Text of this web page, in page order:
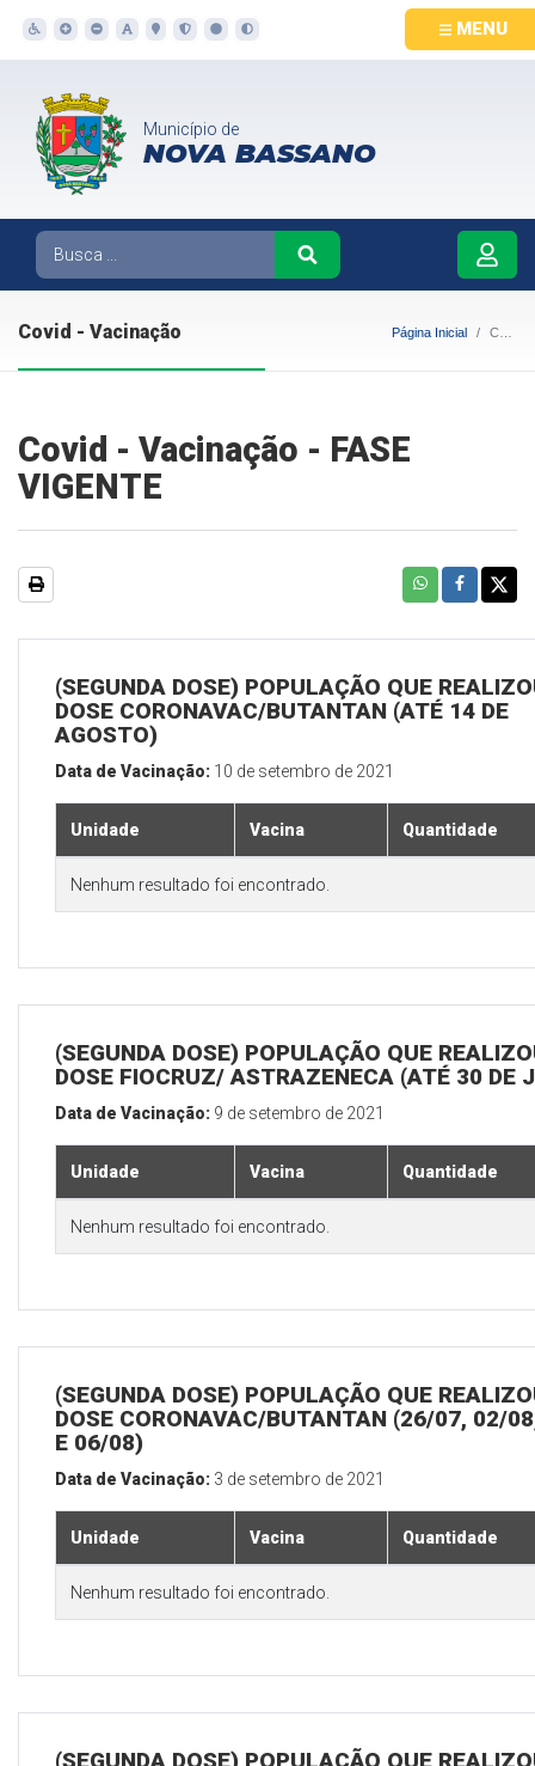
MENU
Município de
NOVA BASSANO
Covid - Vacinação Página Inicial Covid - Vacinação
Covid - Vacinação - FASE
VIGENTE
(SEGUNDA DOSE) POPULAÇÃO QUE
DOSE CORONAVAC/BUTANTAN (ATÉ 14 DE
AGOSTO)
Data de Vacinação: 10 de setembro de 2021
Unidade Vacina Quantidade
Nenhum resultado foi encontrado.
(SEGUNDA DOSE) POPULAÇÃO QUE
DOSE FIOCRUZ/ ASTRAZENECA (ATÉ 30 DE
Data de Vacinação: 9 de setembro de 2021
Unidade Vacina Quantidade
Nenhum resultado foi encontrado.
(SEGUNDA DOSE) POPULAÇÃO QUE
DOSE CORONAVAC/BUTANTAN (26/07, 02/
E 06/08)
Data de Vacinação: 3 de setembro de 2021
Unidade Vacina Quantidade
Nenhum resultado foi encontrado.